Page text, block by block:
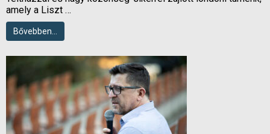
amely a Liszt …
Bővebben…